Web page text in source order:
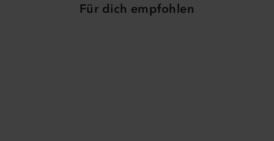
Für dich empfohlen